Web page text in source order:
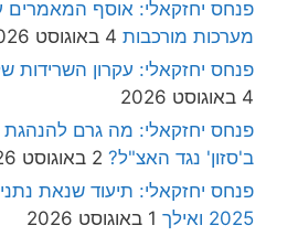
פנחס יחזקאלי: אוסף המאמרים
מערכות מורכבות 4 באוגוסט 2026
פנחס יחזקאלי: עקרון השרידות
4 באוגוסט 2026
פנחס יחזקאלי: מה גרם להנהגת
ב'סזון' נגד האצ"ל? 2 באוגוסט 2026
פנחס יחזקאלי: תיעוד שנאת
2025 ואילך
1 באוגוסט 2026